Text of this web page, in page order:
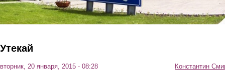
Утекай
вторник, 20 января, 2015 - 08:28 Константин